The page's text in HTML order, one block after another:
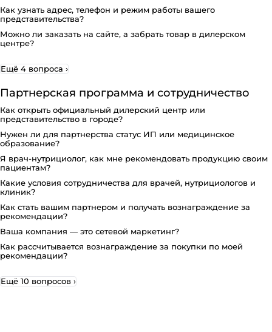
Как узнать адрес, телефон и режим работы вашего
представительства?
Можно ли заказать на сайте, а забрать товар в дилерском
центре?
Ещё 4 вопроса ›
Партнерская программа и сотрудничество
Как открыть официальный дилерский центр или
представительство в городе?
Нужен ли для партнерства статус ИП или медицинское
образование?
Я врач-нутрициолог, как мне рекомендовать продукцию своим
пациентам?
Какие условия сотрудничества для врачей, нутрициологов и
клиник?
Как стать вашим партнером и получать вознаграждение за
рекомендации?
Ваша компания — это сетевой маркетинг?
Как рассчитывается вознаграждение за покупки по моей
рекомендации?
Ещё 10 вопросов ›